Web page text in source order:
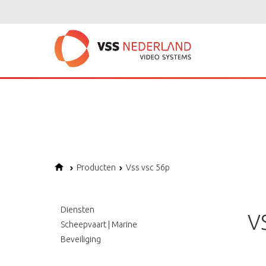
: Trying to get property of non-object in
: Undefined offset: 1 in/home/vssned01/domains/
Producten Vss vsc 56p
Diensten
Scheepvaart | Marine
Beveiliging